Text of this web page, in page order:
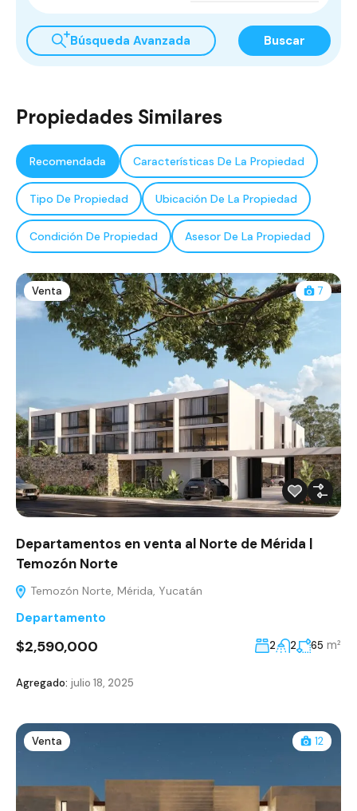
Búsqueda Avanzada Buscar
Propiedades Similares
Recomendada Características De La Propiedad
Tipo De Propiedad Ubicación De La Propiedad
Condición De Propiedad Asesor De La Propiedad
Venta 7
Departamentos en venta al Norte de Mérida |
Temozón Norte
Temozón Norte, Mérida, Yucatán
Departamento
$2,590,000 2 2 65 m²
Agregado: julio 18, 2025
Venta 12